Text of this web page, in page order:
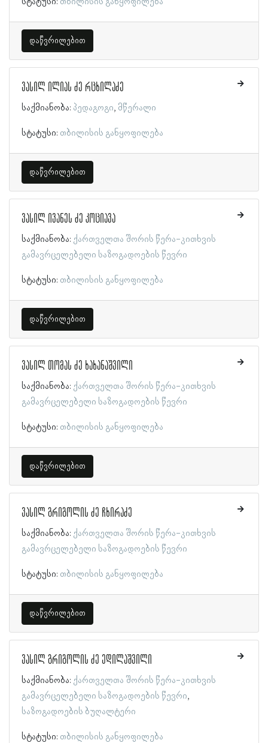
დაწვრილებით
ვასილ ილიას ძე რცხილაძე
საქმიანობა: პედაგოგი მწერალი
სტატუსი: თბილისის განყოფილება
დაწვრილებით
ვასილ ივანეს ძე კოციავა
საქმიანობა: ქართველთა შორის წერა-კითხვის
გამავრცელებელი საზოგადოების წევრი
სტატუსი: თბილისის განყოფილება
დაწვრილებით
ვასილ თომას ძე ხახანაშვილი
საქმიანობა: ქართველთა შორის წერა-კითხვის
გამავრცელებელი საზოგადოების წევრი
სტატუსი: თბილისის განყოფილება
დაწვრილებით
ვასილ გრიგოლის ძე ჩხირაძე
საქმიანობა: ქართველთა შორის წერა-კითხვის
გამავრცელებელი საზოგადოების წევრი
სტატუსი: თბილისის განყოფილება
დაწვრილებით
ვასილ გრიგოლის ძე ედილაშვილი
საქმიანობა: ქართველთა შორის წერა-კითხვის
გამავრცელებელი საზოგადოების წევრი
საზოგადოების ბუღალტერი
სტატუსი: თბილისის განყოფილება